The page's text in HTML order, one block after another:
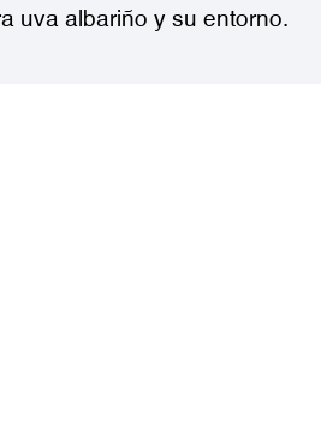
uva albariño y su entorno.